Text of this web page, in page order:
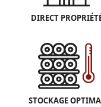
DIRECT
STOCKAGE